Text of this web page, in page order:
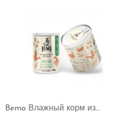
Bemo Влажный корм из